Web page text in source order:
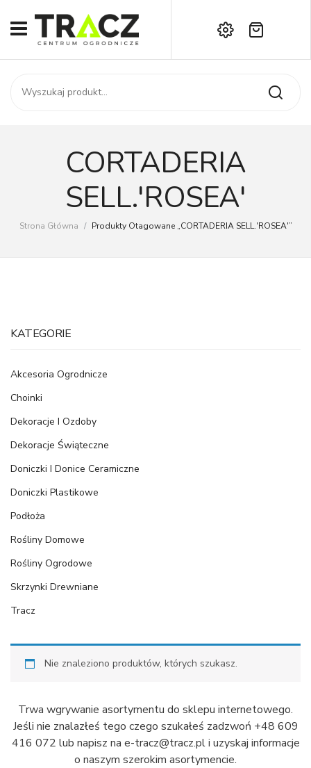
START
SKLEP
AKTUALNOŚCI
Kontakt
Brak produktów w koszyku.
CORTADERIA
SELL.'ROSEA'
Strona Główna / Produkty Otagowane „CORTADERIA SELL.'ROSEA'”
KATEGORIE
Akcesoria Ogrodnicze
Choinki
Dekoracje I Ozdoby
Dekoracje Świąteczne
Doniczki I Donice Ceramiczne
Doniczki Plastikowe
Podłoża
Rośliny Domowe
Rośliny Ogrodowe
Skrzynki Drewniane
Tracz
Nie znaleziono produktów, których szukasz.
Trwa wgrywanie asortymentu do sklepu internetowego.
Jeśli nie znalazłeś tego czego szukałeś zadzwoń +48 609
416 072 lub napisz na e-tracz@tracz.pl i uzyskaj informacje
o naszym szerokim asortymencie.